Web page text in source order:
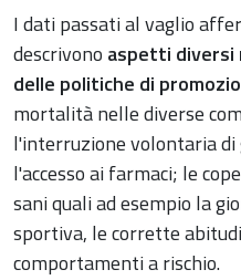
I dati passati al vaglio
descrivono aspetti diversi
delle politiche di
mortalità nelle diverse
l'interruzione volontaria
l'accesso ai farmaci; le
sani quali ad esempio la
sportiva, le corrette
comportamenti a rischio.